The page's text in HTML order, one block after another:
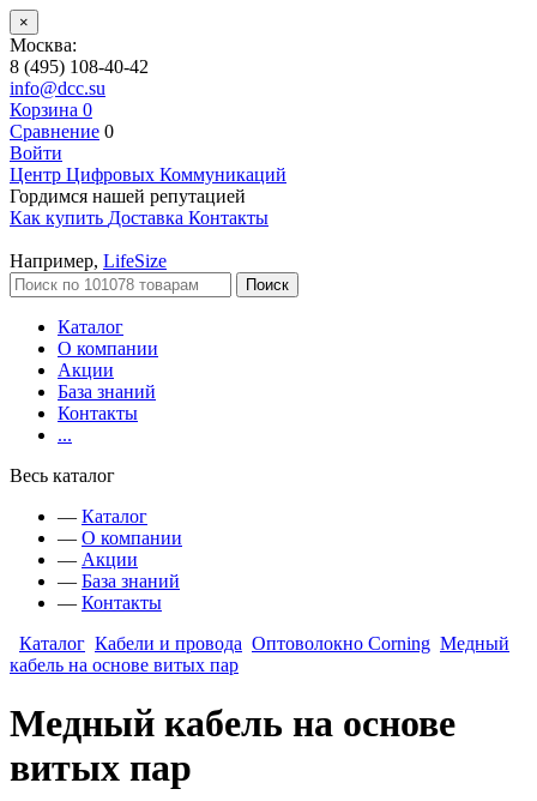
×
Москва:
8 (495) 108-40-42
info@dcc.su
Корзина 0
Сравнение 0
Войти
Центр Цифровых Коммуникаций
Гордимся нашей репутацией
Как купить Доставка Контакты
Например, LifeSize
Поиск
Каталог
О компании
Акции
База знаний
Контакты
...
Весь каталог
— Каталог
— О компании
— Акции
— База знаний
— Контакты
Каталог Кабели и провода Оптоволокно Corning Медный
кабель на основе витых пар
Медный кабель на основе
витых пар